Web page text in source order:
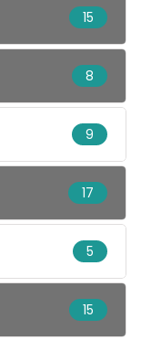
15
8
9
17
5
15